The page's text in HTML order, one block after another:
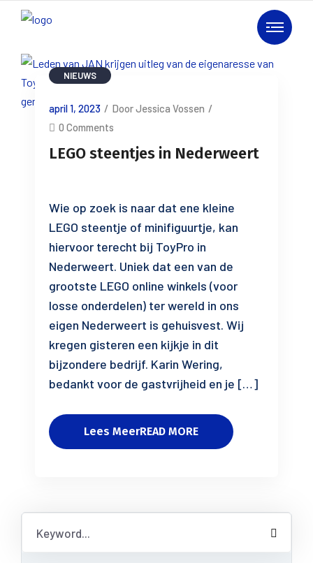
NIEUWS
april 1, 2023 / Door Jessica Vossen /
0 Comments
LEGO steentjes in Nederweert
Wie op zoek is naar dat ene kleine
LEGO steentje of minifiguurtje, kan
hiervoor terecht bij ToyPro in
Nederweert. Uniek dat een van de
grootste LEGO online winkels (voor
losse onderdelen) ter wereld in ons
eigen Nederweert is gehuisvest. Wij
kregen gisteren een kijkje in dit
bijzondere bedrijf. Karin Wering,
bedankt voor de gastvrijheid en je […]
Lees MeerREAD MORE